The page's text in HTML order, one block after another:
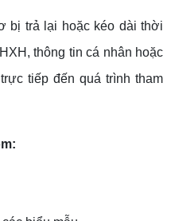
bị trả lại hoặc kéo dài thời
thông tin cá nhân hoặc
tiếp đến quá trình tham